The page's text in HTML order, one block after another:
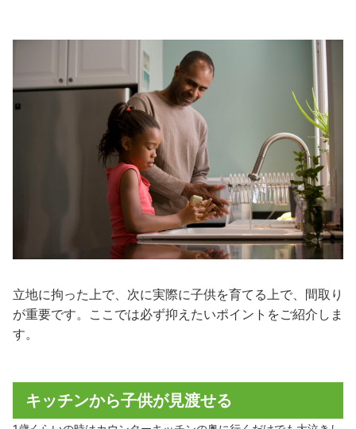
立地に拘った上で、次に実際に子供を育てる上で、間取り
が重要です。ここでは必ず抑えたいポイントをご紹介しま
す。
キッチンから子供が見渡せる